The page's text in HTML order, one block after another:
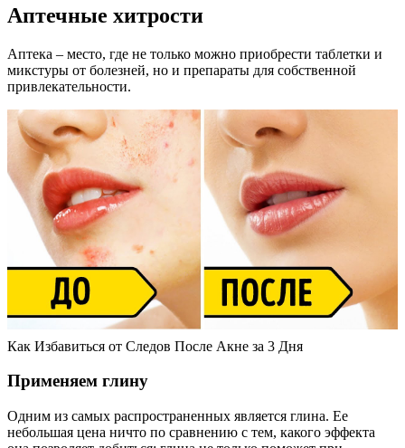
Аптечные хитрости
Аптека – место, где не только можно приобрести таблетки и
микстуры от болезней, но и препараты для собственной
привлекательности.
Как Избавиться от Следов После Акне за 3 Дня
Применяем глину
Одним из самых распространенных является глина. Ее
небольшая цена ничто по сравнению с тем, какого эффекта